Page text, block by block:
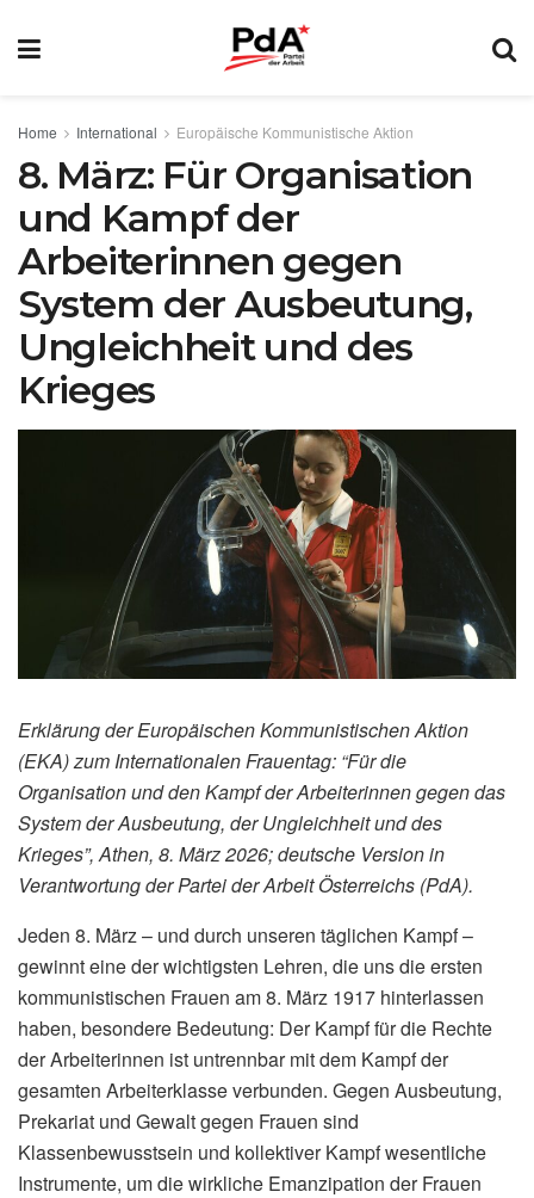
Home International Europäische Kommunistische Aktion
8. März: Für Organisation
und Kampf der
Arbeiterinnen gegen
System der Ausbeutung,
Ungleichheit und des
Krieges
Erklärung der Europäischen Kommunistischen Aktion
(EKA) zum Internationalen Frauentag: “Für die
Organisation und den Kampf der Arbeiterinnen gegen das
System der Ausbeutung, der Ungleichheit und des
Krieges”, Athen, 8. März 2026; deutsche Version in
Verantwortung der Partei der Arbeit Österreichs (PdA).
Jeden 8. März – und durch unseren täglichen Kampf –
gewinnt eine der wichtigsten Lehren, die uns die ersten
kommunistischen Frauen am 8. März 1917 hinterlassen
haben, besondere Bedeutung: Der Kampf für die Rechte
der Arbeiterinnen ist untrennbar mit dem Kampf der
gesamten Arbeiterklasse verbunden. Gegen Ausbeutung,
Prekariat und Gewalt gegen Frauen sind
Klassenbewusstsein und kollektiver Kampf wesentliche
Instrumente, um die wirkliche Emanzipation der Frauen